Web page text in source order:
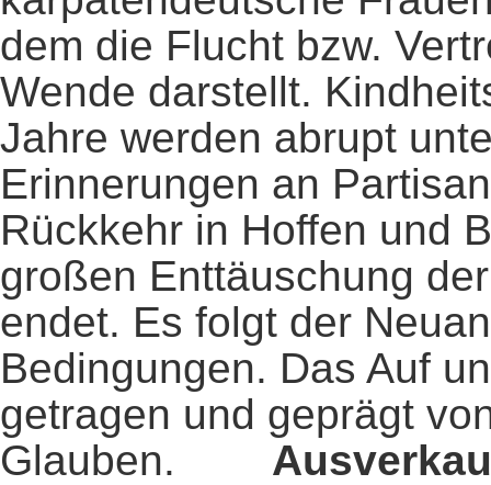
dem die Flucht bzw.
Wende darstellt.
Jahre werden abrupt
Erinnerungen an
Rückkehr in Hoffen und
großen Enttäuschung
endet. Es folgt der
Bedingungen. Das Auf
getragen und geprägt
Glauben.